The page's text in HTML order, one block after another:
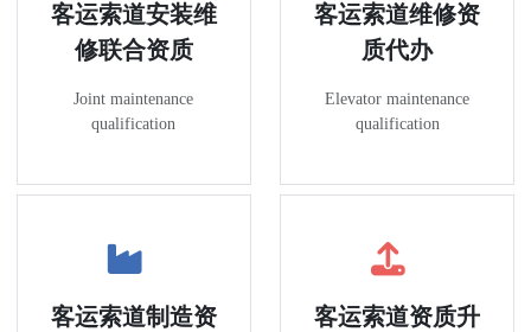
客运索道安装维
修联合资质
Joint maintenance
qualification
客运索道维修资
质代办
Elevator maintenance
qualification
客运索道制造资
客运索道资质升